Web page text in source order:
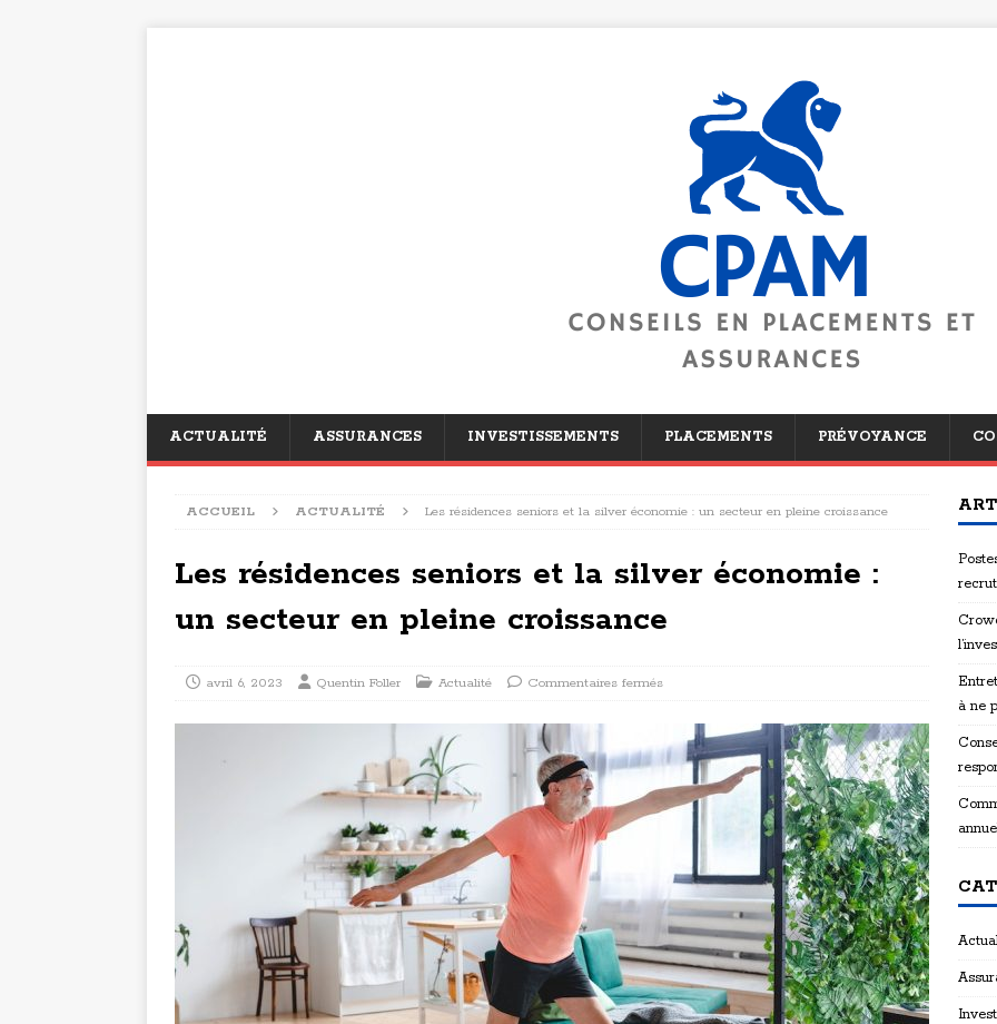
ACTUALITÉ ASSURANCES INVESTISSEMENTS PLACEMENTS PRÉVOYANCE
ACCUEIL ACTUALITÉ Les résidences seniors et la silver économie : un secteur en pleine croissance
Les résidences seniors et la silver économie :
un secteur en pleine croissance
avril 6, 2023 Quentin Foller Actualité Commentaires fermés
à ne